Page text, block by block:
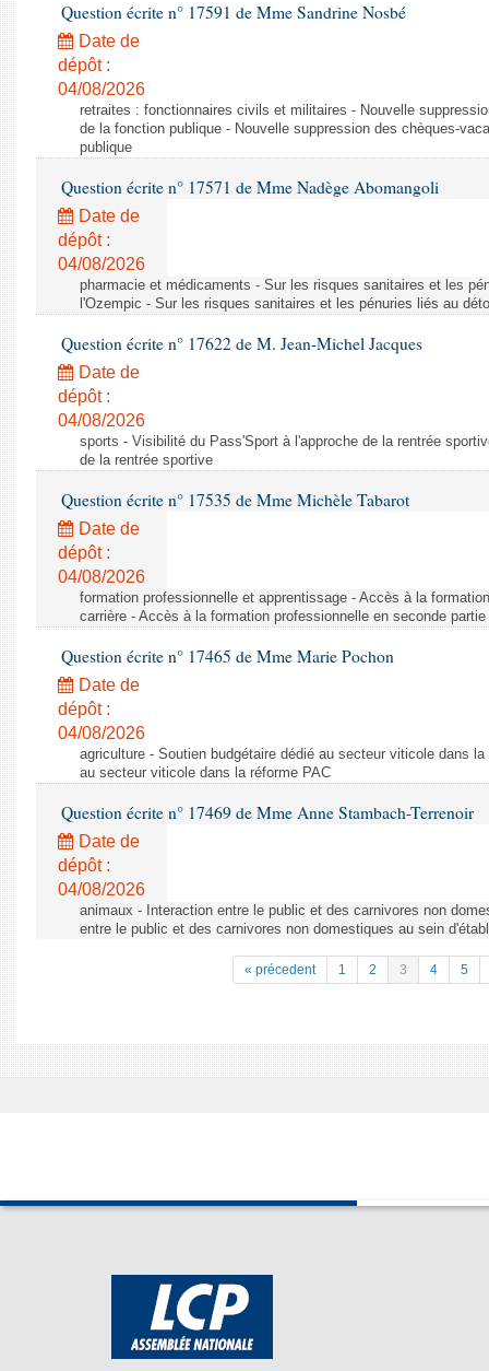
Question écrite n° 17591 de Mme Sandrine Nosbé
Date de
dépôt :
04/08/2026
retraites : fonctionnaires civils et militaires - Nouvelle
de la fonction publique - Nouvelle suppression des chèques-
publique
Question écrite n° 17571 de Mme Nadège Abomangoli
Date de
dépôt :
04/08/2026
pharmacie et médicaments - Sur les risques sanitaires et les
l'Ozempic - Sur les risques sanitaires et les pénuries liés au
Question écrite n° 17622 de M. Jean-Michel Jacques
Date de
dépôt :
04/08/2026
sports - Visibilité du Pass'Sport à l'approche de la rentrée
de la rentrée sportive
Question écrite n° 17535 de Mme Michèle Tabarot
Date de
dépôt :
04/08/2026
formation professionnelle et apprentissage - Accès à la
carrière - Accès à la formation professionnelle en seconde partie
Question écrite n° 17465 de Mme Marie Pochon
Date de
dépôt :
04/08/2026
agriculture - Soutien budgétaire dédié au secteur viticole dans
au secteur viticole dans la réforme PAC
Question écrite n° 17469 de Mme Anne Stambach-Terrenoir
Date de
dépôt :
04/08/2026
animaux - Interaction entre le public et des carnivores non
entre le public et des carnivores non domestiques au sein
« précedent 1 2 3 4 5